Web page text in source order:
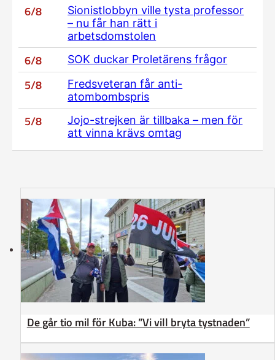
6/8
Sionistlobbyn ville tysta professor
– nu får han rätt i
arbetsdomstolen
6/8 SOK duckar Proletärens frågor
5/8
Fredsveteran får anti-
atombombspris
5/8
Jojo-strejken är tillbaka – men för
att vinna krävs omtag
De går tio mil för Kuba: ”Vi vill bryta tystnaden”